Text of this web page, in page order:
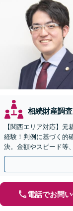
相続財産調
【関西エリア対応】
経験！判例に基づく的
決。金額やスピード等
最善の解決策を提案【
電話でお問